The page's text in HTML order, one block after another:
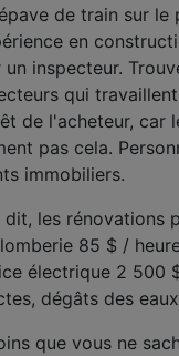
de train sur
en
un inspecteur.
qui
de l'acheteur, car
pas cela.
immobiliers.
dit, les rénovations
85 $ /
électrique 2 500
dégâts des
que vous ne